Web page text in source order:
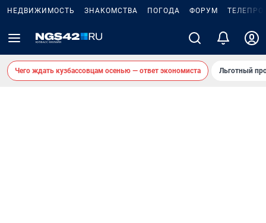
НЕДВИЖИМОСТЬ ЗНАКОМСТВА ПОГОДА ФОРУМ
Чего ждать кузбассовцам осенью — ответ экономиста Льготный